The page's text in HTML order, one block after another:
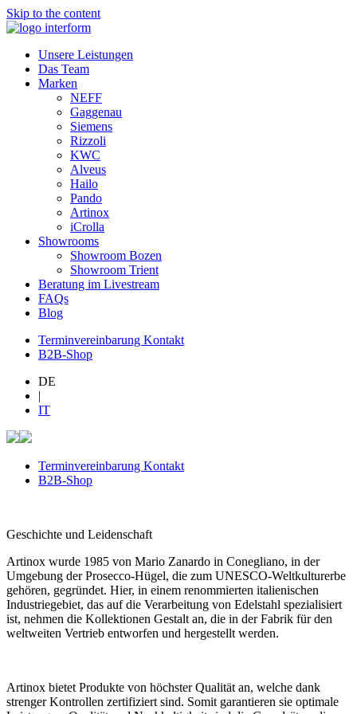
Skip to the content
Unsere Leistungen
Das Team
Marken
NEFF
Gaggenau
Siemens
Rizzoli
KWC
Alveus
Hailo
Pando
Artinox
iCrolla
Showrooms
Showroom Bozen
Showroom Trient
Beratung im Livestream
FAQs
Blog
Terminvereinbarung Kontakt
B2B-Shop
DE
|
IT
Terminvereinbarung Kontakt
B2B-Shop
Geschichte und Leidenschaft
Artinox wurde 1985 von Mario Zanardo in Conegliano, in der
Umgebung der Prosecco-Hügel, die zum UNESCO-Weltkulturerbe
gehören, gegründet. Hier, in einem renommierten italienischen
Industriegebiet, das auf die Verarbeitung von Edelstahl spezialisiert
ist, nehmen die Kollektionen Gestalt an, die in der Fabrik für den
weltweiten Vertrieb entworfen und hergestellt werden.
Artinox bietet Produkte von höchster Qualität an, welche dank
strenger Kontrollen zertifiziert sind. Somit garantieren sie optimale